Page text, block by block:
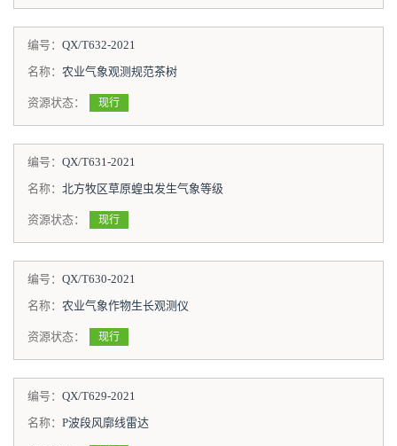
编号： QX/T632-2021
名称： 农业气象观测规范茶树
资源状态： 现行
编号： QX/T631-2021
名称： 北方牧区草原蝗虫发生气象等级
资源状态： 现行
编号： QX/T630-2021
名称： 农业气象作物生长观测仪
资源状态： 现行
编号： QX/T629-2021
名称： P波段风廓线雷达